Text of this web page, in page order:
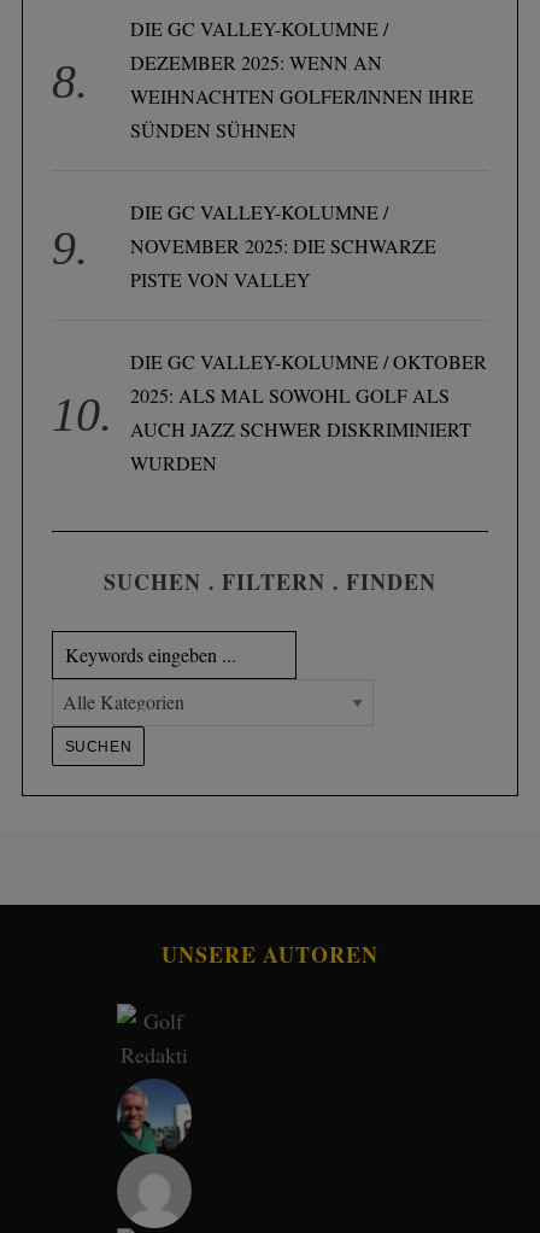
DIE GC VALLEY-KOLUMNE /
DEZEMBER 2025: WENN AN
WEIHNACHTEN GOLFER/INNEN IHRE
SÜNDEN SÜHNEN
DIE GC VALLEY-KOLUMNE /
NOVEMBER 2025: DIE SCHWARZE
PISTE VON VALLEY
DIE GC VALLEY-KOLUMNE / OKTOBER
2025: ALS MAL SOWOHL GOLF ALS
AUCH JAZZ SCHWER DISKRIMINIERT
WURDEN
SUCHEN . FILTERN . FINDEN
UNSERE AUTOREN